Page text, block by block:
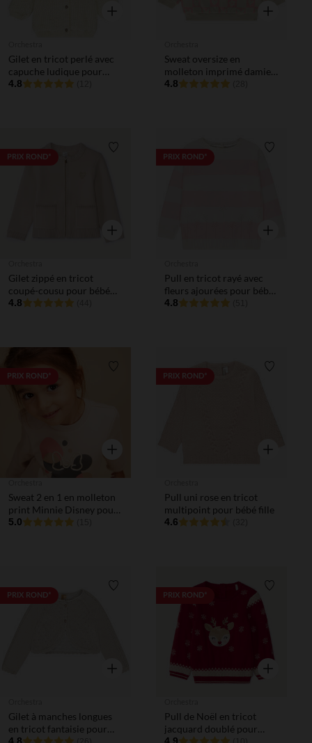
Aperçu rapide
Gilet en tricot perlé avec
capuche ludique pour
bébé fille
4.8
Aperçu
Sweat oversize en
molleton imprimé damier
pour bébé fille
4.8
PRIX ROND* Liste de souhaits
Aperçu rapide
Gilet zippé en tricot
coupé-cousu pour bébé
fille
4.8
PRIX ROND*
Aperçu
Pull en tricot rayé avec
fleurs ajourées pour bébé
fille
4.8
PRIX ROND* Liste de souhaits
Aperçu rapide
Sweat 2 en 1 en molleton
print Minnie Disney pour
bébé fille
5.0
PRIX ROND*
Aperçu
Pull uni rose en tricot
multipoint pour bébé fille
4.6
PRIX ROND* Liste de souhaits
Aperçu rapide
Gilet à manches longues
en tricot fantaisie pour
PRIX ROND*
Aperçu
Pull de Noël en tricot
jacquard doublé pour